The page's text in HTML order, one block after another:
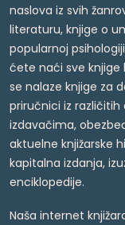
naslova iz svih
literaturu, knjige o
popularnoj
ćete naći sve knjige
se nalaze knjige za
priručnici iz
izdavačima,
aktuelne knjižarske
kapitalna izdanja,
enciklopedije.
Naša internet